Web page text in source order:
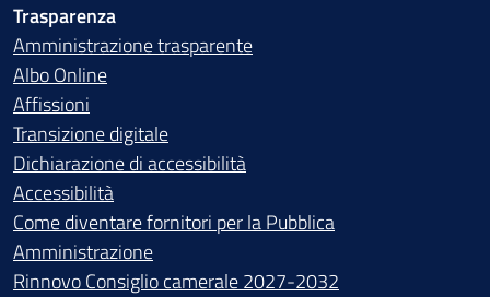
Trasparenza
Amministrazione trasparente
Albo Online
Affissioni
Transizione digitale
Dichiarazione di accessibilità
Accessibilità
Come diventare fornitori per la Pubblica
Amministrazione
Rinnovo Consiglio camerale 2027-2032